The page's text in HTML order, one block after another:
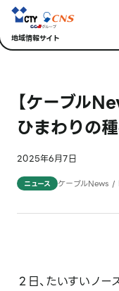
地域情報サイト
【ケーブル
ひまわりの
2025年6月7日
ニュース ケーブルNews /
２日、たいすいノ